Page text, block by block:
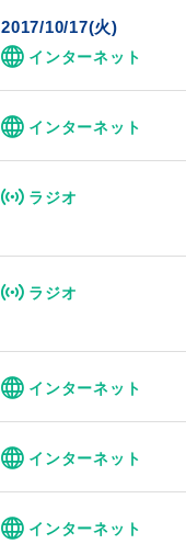
2017/10/17(火)
インターネット
インターネット
ラジオ
ラジオ
インターネット
インターネット
インターネット